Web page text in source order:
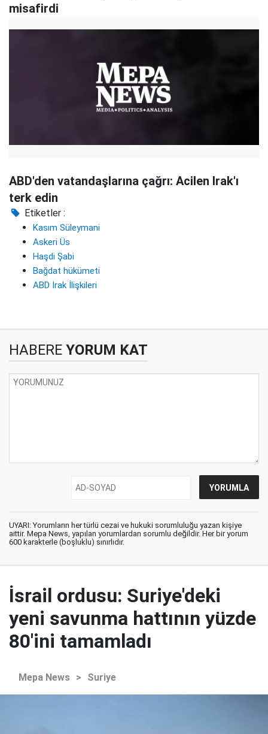
misafirdi
ABD'den vatandaşlarına çağrı: Acilen Irak'ı
terk edin
Etiketler :
Kasım Süleymani
Askeri Üs
Haşdi Şabi
Bağdat hükümeti
ABD Irak İlişkileri
HABERE YORUM KAT
UYARI: Yorumların her türlü cezai ve hukuki sorumluluğu yazan kişiye
aittir. Mepa News, yapılan yorumlardan sorumlu değildir. Her bir yorum
600 karakterle (boşluklu) sınırlıdır.
İsrail ordusu: Suriye'deki
yeni savunma hattının yüzde
80'ini tamamladı
Mepa News > Suriye